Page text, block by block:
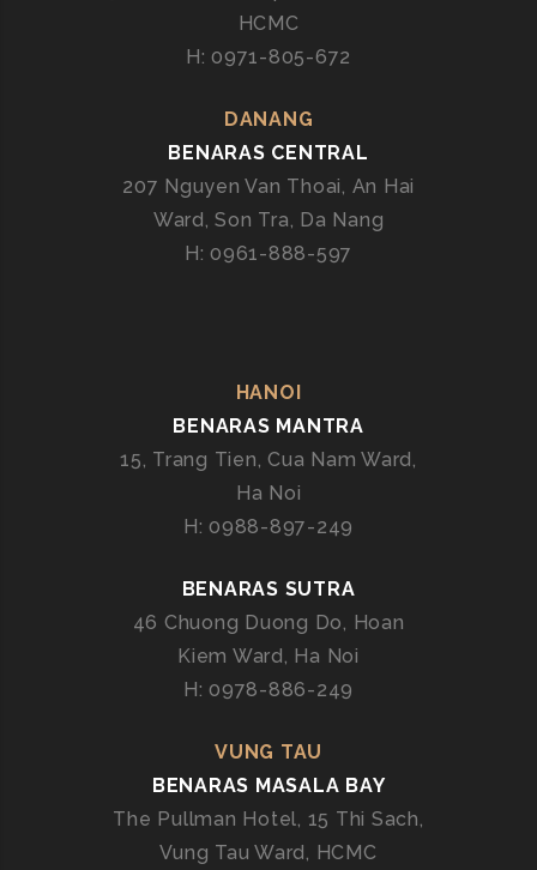
T
Ạ
G
–
R
A
S
C
A
L
HCMC
H: 0971-805-672
DANANG
BENARAS CENTRAL
207 Nguyen Van Thoai, An Hai
Ward, Son Tra, Da Nang
H: 0961-888-597
HANOI
BENARAS MANTRA
15, Trang Tien, Cua Nam Ward,
Ha Noi
H: 0988-897-249
BENARAS SUTRA
46 Chuong Duong Do, Hoan
Kiem Ward, Ha Noi
H: 0978-886-249
VUNG TAU
BENARAS MASALA BAY
The Pullman Hotel, 15 Thi Sach,
Vung Tau Ward, HCMC